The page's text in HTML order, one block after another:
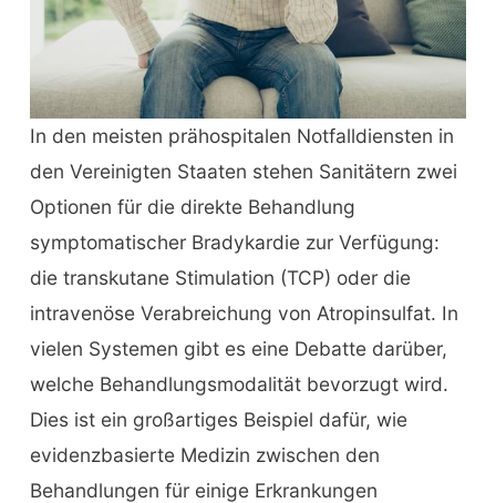
In den meisten prähospitalen Notfalldiensten in
den Vereinigten Staaten stehen Sanitätern zwei
Optionen für die direkte Behandlung
symptomatischer Bradykardie zur Verfügung:
die transkutane Stimulation (TCP) oder die
intravenöse Verabreichung von Atropinsulfat. In
vielen Systemen gibt es eine Debatte darüber,
welche Behandlungsmodalität bevorzugt wird.
Dies ist ein großartiges Beispiel dafür, wie
evidenzbasierte Medizin zwischen den
Behandlungen für einige Erkrankungen